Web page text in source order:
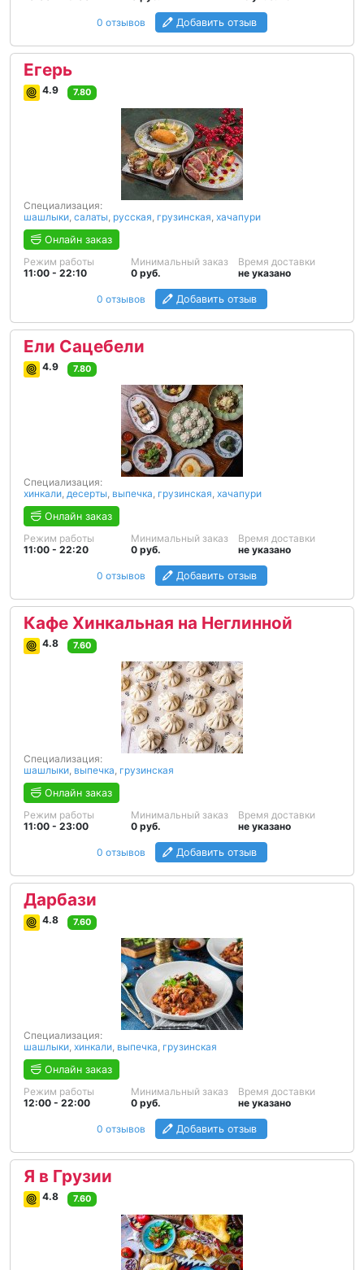
0 отзывов Добавить отзыв
Егерь
4.9 7.80
Специализация:
шашлыки, салаты, русская, грузинская, хачапури
Онлайн заказ
Режим работы
11:00 - 22:10
Минимальный заказ
0 руб.
Время доставки
не указано
0 отзывов Добавить отзыв
Ели Сацебели
4.9 7.80
Специализация:
хинкали, десерты, выпечка, грузинская, хачапури
Онлайн заказ
Режим работы
11:00 - 22:20
Минимальный заказ
0 руб.
Время доставки
не указано
0 отзывов Добавить отзыв
Кафе Хинкальная на Неглинной
4.8 7.60
Специализация:
шашлыки, выпечка, грузинская
Онлайн заказ
Режим работы
11:00 - 23:00
Минимальный заказ
0 руб.
Время доставки
не указано
0 отзывов Добавить отзыв
Дарбази
4.8 7.60
Специализация:
шашлыки, хинкали, выпечка, грузинская
Онлайн заказ
Режим работы
12:00 - 22:00
Минимальный заказ
0 руб.
Время доставки
не указано
0 отзывов Добавить отзыв
Я в Грузии
4.8 7.60